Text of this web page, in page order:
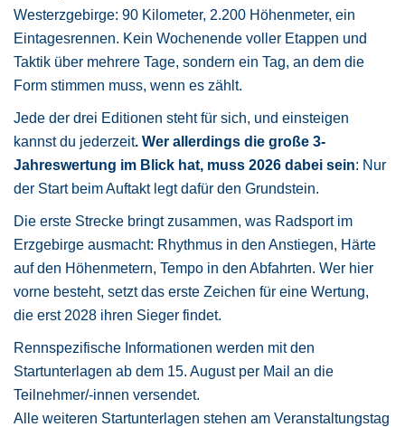
Westerzgebirge: 90 Kilometer, 2.200 Höhenmeter, ein
Eintagesrennen. Kein Wochenende voller Etappen und
Taktik über mehrere Tage, sondern ein Tag, an dem die
Form stimmen muss, wenn es zählt.
Jede der drei Editionen steht für sich, und einsteigen
kannst du jederzeit. Wer allerdings die große 3-
Jahreswertung im Blick hat, muss 2026 dabei sein: Nur
der Start beim Auftakt legt dafür den Grundstein.
Die erste Strecke bringt zusammen, was Radsport im
Erzgebirge ausmacht: Rhythmus in den Anstiegen, Härte
auf den Höhenmetern, Tempo in den Abfahrten. Wer hier
vorne besteht, setzt das erste Zeichen für eine Wertung,
die erst 2028 ihren Sieger findet.
Rennspezifische Informationen werden mit den
Startunterlagen ab dem 15. August per Mail an die
Teilnehmer/-innen versendet.
Alle weiteren Startunterlagen stehen am Veranstaltungstag